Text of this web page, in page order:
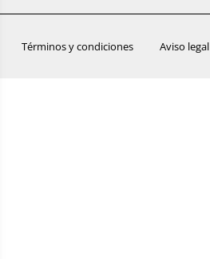
Términos y condiciones Aviso legal